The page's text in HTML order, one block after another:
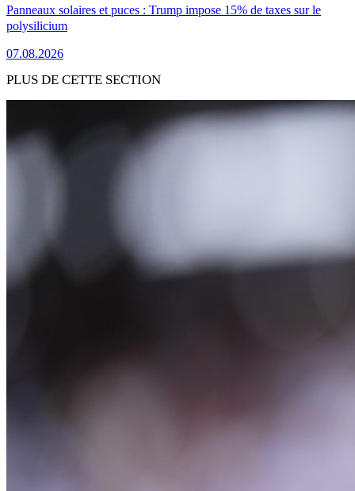
Panneaux solaires et puces : Trump impose 15% de taxes sur le
polysilicium
07.08.2026
PLUS DE CETTE SECTION